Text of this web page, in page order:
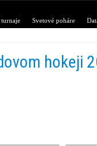
Svetové poháre
hokeji